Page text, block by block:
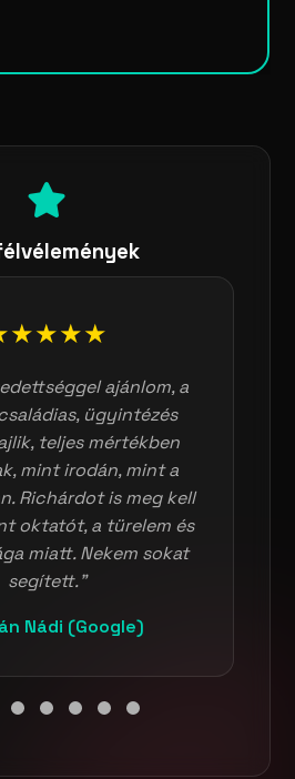
ajánlom, a
ügyintézés
teljes mértékben
mint irodán, mint a
Richárdot is meg kell
oktatót, a türelem és
miatt. Nekem sokat
segített."
Nádi (Google)